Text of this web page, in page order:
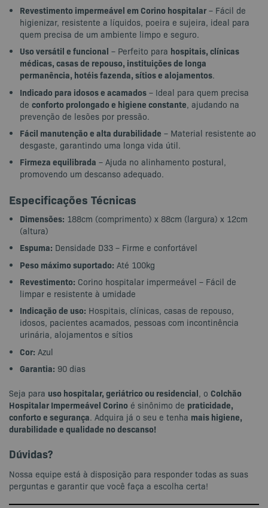
Revestimento impermeável em Corino hospitalar – Fácil de
higienizar, resistente a líquidos, poeira e sujeira, ideal para
quem precisa de um ambiente limpo e seguro.
Uso versátil e funcional – Perfeito para hospitais, clínicas
médicas, casas de repouso, instituições de longa
permanência, hotéis fazenda, sítios e alojamentos.
Indicado para idosos e acamados – Ideal para quem precisa
deconforto prolongado e higiene constante, ajudando na
prevenção de lesões por pressão.
Fácil manutenção e alta durabilidade – Material resistente ao
desgaste, garantindo uma longa vida útil.
Firmeza equilibrada – Ajuda no alinhamento postural,
promovendo um descanso adequado.
Especificações Técnicas
Dimensões: 188cm (comprimento) x 88cm (largura) x 12cm
(altura)
Espuma: Densidade D33 – Firme e confortável
Peso máximo suportado: Até 100kg
Revestimento: Corino hospitalar impermeável – Fácil de
limpar e resistente à umidade
Indicação de uso: Hospitais, clínicas, casas de repouso,
idosos, pacientes acamados, pessoas com incontinência
urinária, alojamentos e sítios
Cor: Azul
Garantia: 90 dias
Seja para uso hospitalar, geriátrico ou residencial, o Colchão
Hospitalar Impermeável Corino é sinônimo de praticidade,
conforto e segurança. Adquira já o seu e tenha mais higiene,
durabilidade e qualidade no descanso!
Dúvidas?
Nossa equipe está à disposição para responder todas as suas
perguntas e garantir que você faça a escolha certa!